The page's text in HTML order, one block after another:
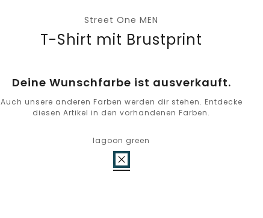
Street One MEN
T-Shirt mit Brustprint
Deine Wunschfarbe ist ausverkauft.
Auch unsere anderen Farben werden dir stehen. Entdecke
diesen Artikel in den vorhandenen Farben.
lagoon green